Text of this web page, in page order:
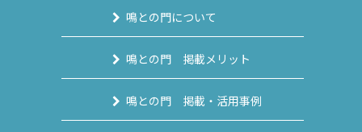
鳴との門について
鳴との門 掲載メリット
鳴との門 掲載・活用事例